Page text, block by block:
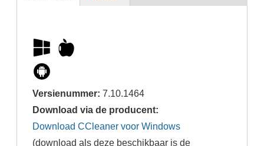
Versienummer:7.10.1464
Download via de producent:
Download CCleaner voor Windows
(download als deze beschikbaar is de